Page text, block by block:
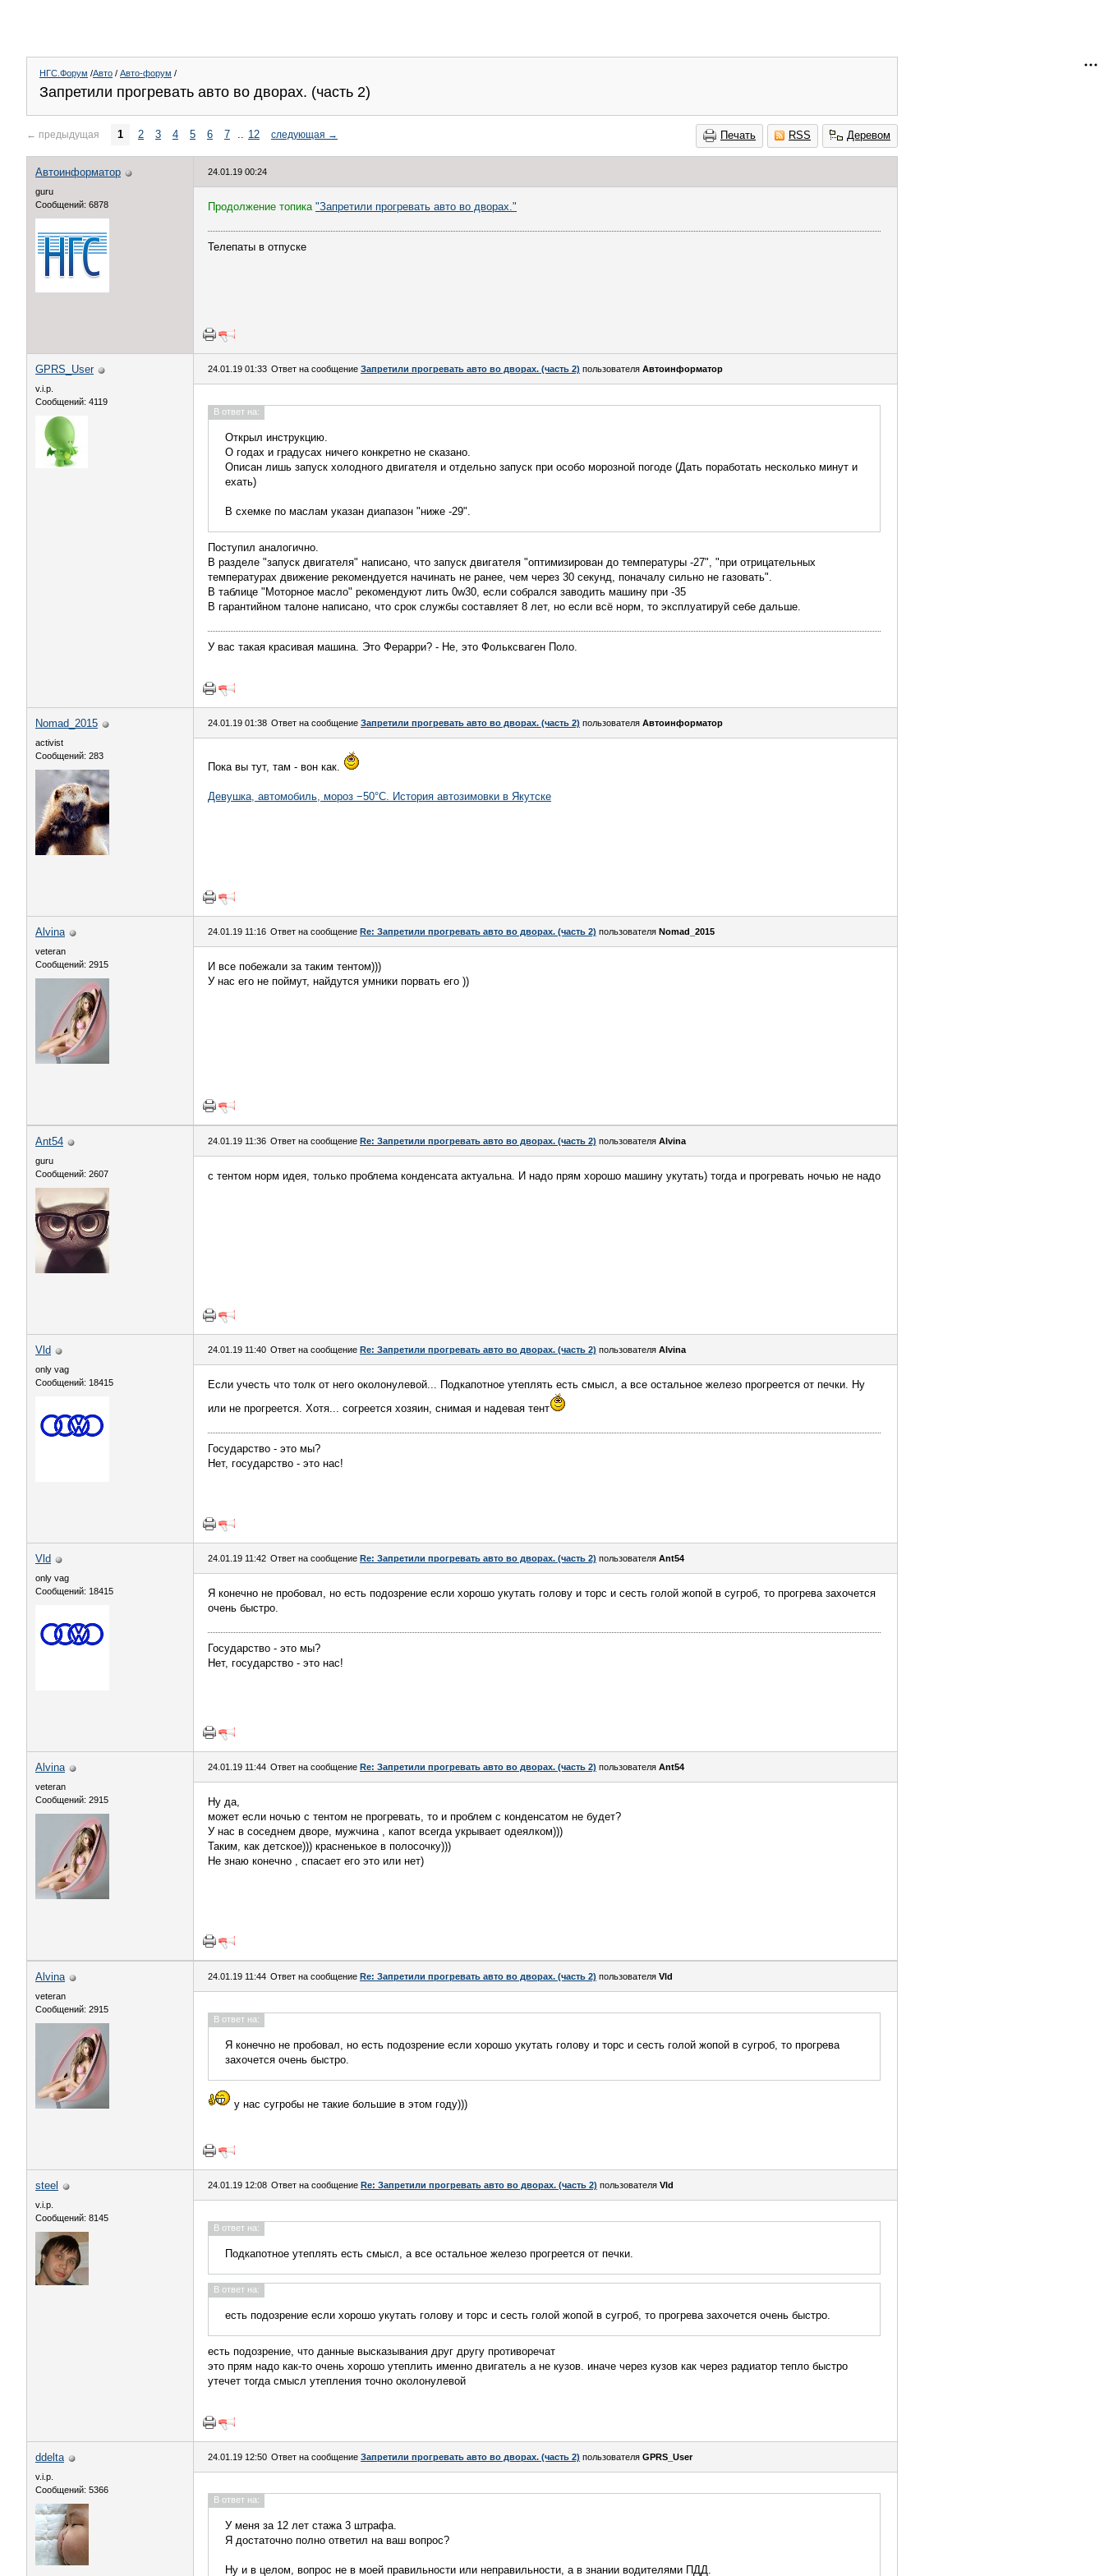
НГС.Форум /Авто / Авто-форум /
Запретили прогревать авто во дворах. (часть 2)
Печать RSS Деревом
← предыдущая 1 2 3 4 5 6 7 .. 12 следующая →
Автоинформатор
guru
Сообщений: 6878
24.01.19 00:24
Продолжение топика "Запретили прогревать авто во дворах."
Телепаты в отпуске
GPRS_User
v.i.p.
Сообщений: 4119
24.01.19 01:33 Ответ на сообщение Запретили прогревать авто во дворах. (часть 2) пользователя Автоинформатор
В ответ на:
Открыл инструкцию.
О годах и градусах ничего конкретно не сказано.
Описан лишь запуск холодного двигателя и отдельно запуск при особо морозной погоде (Дать поработать несколько минут и
ехать)
В схемке по маслам указан диапазон "ниже -29".
Поступил аналогично.
В разделе "запуск двигателя" написано, что запуск двигателя "оптимизирован до температуры -27", "при отрицательных
температурах движение рекомендуется начинать не ранее, чем через 30 секунд, поначалу сильно не газовать".
В таблице "Моторное масло" рекомендуют лить 0w30, если собрался заводить машину при -35
В гарантийном талоне написано, что срок службы составляет 8 лет, но если всё норм, то эксплуатируй себе дальше.
У вас такая красивая машина. Это Ферарри? - Не, это Фольксваген Поло.
Nomad_2015
activist
Сообщений: 283
24.01.19 01:38 Ответ на сообщение Запретили прогревать авто во дворах. (часть 2) пользователя Автоинформатор
Пока вы тут, там - вон как.
Девушка, автомобиль, мороз −50°С. История автозимовки в Якутске
Alvina
veteran
Сообщений: 2915
24.01.19 11:16 Ответ на сообщение Re: Запретили прогревать авто во дворах. (часть 2) пользователя Nomad_2015
И все побежали за таким тентом)))
У нас его не поймут, найдутся умники порвать его ))
Ant54
guru
Сообщений: 2607
24.01.19 11:36 Ответ на сообщение Re: Запретили прогревать авто во дворах. (часть 2) пользователя Alvina
с тентом норм идея, только проблема конденсата актуальна. И надо прям хорошо машину укутать) тогда и прогревать ночью не надо
Vld
only vag
Сообщений: 18415
24.01.19 11:40 Ответ на сообщение Re: Запретили прогревать авто во дворах. (часть 2) пользователя Alvina
Если учесть что толк от него околонулевой... Подкапотное утеплять есть смысл, а все остальное железо прогреется от печки. Ну
или не прогреется. Хотя... согреется хозяин, снимая и надевая тент
Государство - это мы?
Нет, государство - это нас!
Vld
only vag
Сообщений: 18415
24.01.19 11:42 Ответ на сообщение Re: Запретили прогревать авто во дворах. (часть 2) пользователя Ant54
Я конечно не пробовал, но есть подозрение если хорошо укутать голову и торс и сесть голой жопой в сугроб, то прогрева захочется
очень быстро.
Государство - это мы?
Нет, государство - это нас!
Alvina
veteran
Сообщений: 2915
24.01.19 11:44 Ответ на сообщение Re: Запретили прогревать авто во дворах. (часть 2) пользователя Ant54
Ну да,
может если ночью с тентом не прогревать, то и проблем с конденсатом не будет?
У нас в соседнем дворе, мужчина , капот всегда укрывает одеялком)))
Таким, как детское))) красненькое в полосочку)))
Не знаю конечно , спасает его это или нет)
Alvina
veteran
Сообщений: 2915
24.01.19 11:44 Ответ на сообщение Re: Запретили прогревать авто во дворах. (часть 2) пользователя Vld
В ответ на:
Я конечно не пробовал, но есть подозрение если хорошо укутать голову и торс и сесть голой жопой в сугроб, то прогрева
захочется очень быстро.
у нас сугробы не такие большие в этом году)))
steel
v.i.p.
Сообщений: 8145
24.01.19 12:08 Ответ на сообщение Re: Запретили прогревать авто во дворах. (часть 2) пользователя Vld
В ответ на:
Подкапотное утеплять есть смысл, а все остальное железо прогреется от печки.
В ответ на:
есть подозрение если хорошо укутать голову и торс и сесть голой жопой в сугроб, то прогрева захочется очень быстро.
есть подозрение, что данные высказывания друг другу противоречат
это прям надо как-то очень хорошо утеплить именно двигатель а не кузов. иначе через кузов как через радиатор тепло быстро
утечет тогда смысл утепления точно околонулевой
ddelta
v.i.p.
Сообщений: 5366
24.01.19 12:50 Ответ на сообщение Запретили прогревать авто во дворах. (часть 2) пользователя GPRS_User
В ответ на:
У меня за 12 лет стажа 3 штрафа.
Я достаточно полно ответил на ваш вопрос?
Ну и в целом, вопрос не в моей правильности или неправильности, а в знании водителями ПДД.